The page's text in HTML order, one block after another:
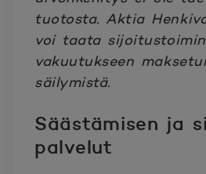
tuotosta. Aktia
voi taata
vakuutukseen
säilymistä.
Säästämisen ja
palvelut